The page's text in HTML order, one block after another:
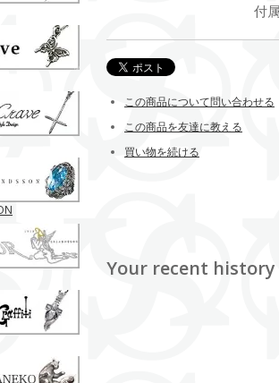
付
この商品について問い合わせる
この商品を友達に教える
買い物を続ける
Your recent history